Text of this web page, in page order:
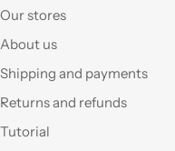
Our stores
About us
Shipping and payments
Returns and refunds
Tutorial